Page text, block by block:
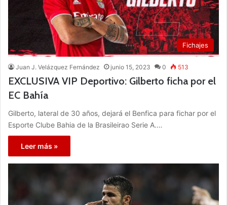
Fichajes
Juan J. Velázquez Fernández junio 15, 2023 0 513
EXCLUSIVA VIP Deportivo: Gilberto ficha por el
EC Bahía
Gilberto, lateral de 30 años, dejará el Benfica para fichar por el
Esporte Clube Bahia de la Brasileirao Serie A.…
Leer más »